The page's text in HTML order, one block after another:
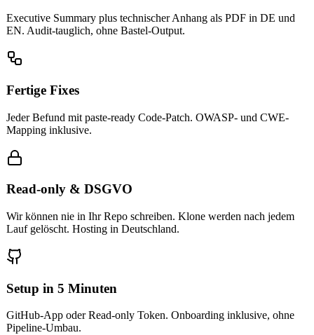
Executive Summary plus technischer Anhang als PDF in DE und
EN. Audit-tauglich, ohne Bastel-Output.
Fertige Fixes
Jeder Befund mit paste-ready Code-Patch. OWASP- und CWE-
Mapping inklusive.
Read-only & DSGVO
Wir können nie in Ihr Repo schreiben. Klone werden nach jedem
Lauf gelöscht. Hosting in Deutschland.
Setup in 5 Minuten
GitHub-App oder Read-only Token. Onboarding inklusive, ohne
Pipeline-Umbau.